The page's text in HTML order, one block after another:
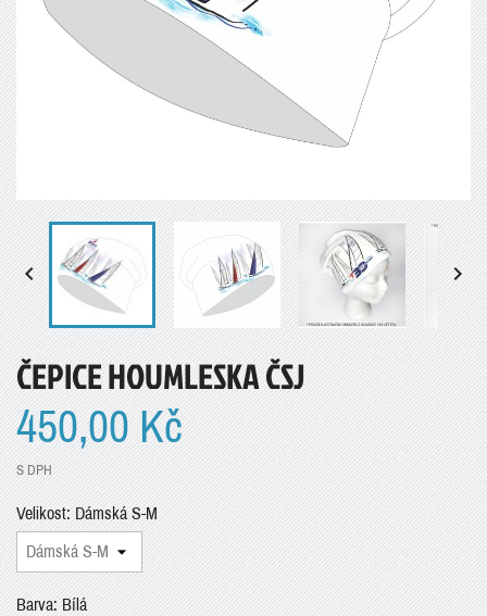
 
ČEPICE HOUMLESKA ČSJ
450,00 Kč
S DPH
Velikost: Dámská S-M
Barva: Bílá